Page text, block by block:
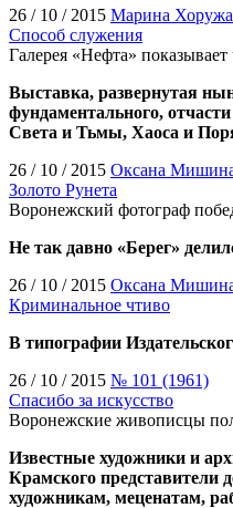
26 / 10 / 2015 Марина
Способ служения
Галерея «Нефта»
Выставка, развернутая
фундаментального,
Света и Тьмы, Хаоса и
26 / 10 / 2015 Оксана
Золото Рунета
Воронежский фотограф
Не так давно «Берег»
26 / 10 / 2015 Оксана
Криминальное чтиво
В типографии
26 / 10 / 2015 № 101 (1961)
Спасибо за искусство
Воронежские живописцы
Известные художники и
Крамского представители
художникам, меценатам,